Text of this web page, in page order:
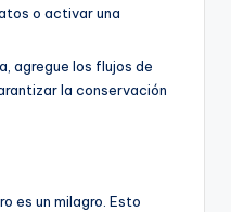
o activar una
agregue los flujos de
la conservación
es un milagro. Esto